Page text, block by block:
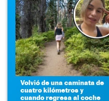
Volvió de una caminata de
cuatro kilómetros y
cuando regresa al coche